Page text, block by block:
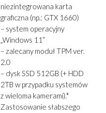
niezintegrowana karta
graficzna (np.: GTX 1660)
– system operacyjny
„Windows 11”
– zalecany moduł TPM ver.
2.0
– dysk SSD 512GB (+ HDD
2TB w przypadku systemów
z wieloma kamerami).*
Zastosowanie słabszego